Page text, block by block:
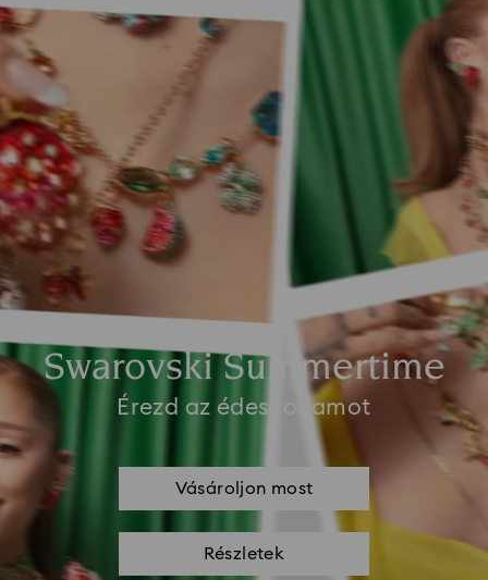
Swarovski Summertime
Érezd az édes rohamot
Vásároljon most
Részletek